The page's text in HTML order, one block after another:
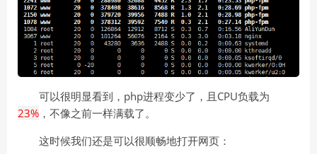
可以很明显看到，php进程变少了，且CPU负载为
23% ，不像之前一样满载了。
这时候我们还是可以很顺畅地打开网页：